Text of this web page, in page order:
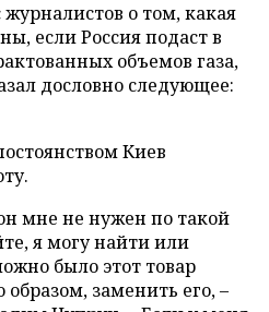
о том, какая
если Россия подаст в
объемов газа,
дословно следующее:
Киев
мне не нужен по такой
я могу найти или
было этот товар
заменить его, –